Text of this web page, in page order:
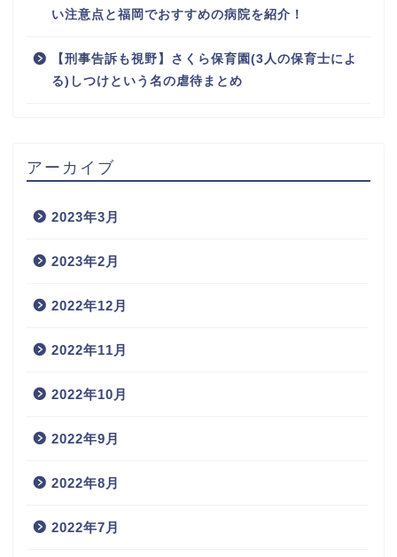
い注意点と福岡でおすすめの病院を紹介！
【刑事告訴も視野】さくら保育園(3人の保育士によ
る)しつけという名の虐待まとめ
アーカイブ
2023年3月
2023年2月
2022年12月
2022年11月
2022年10月
2022年9月
2022年8月
2022年7月